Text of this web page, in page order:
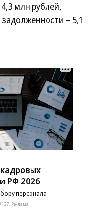
млн рублей,
– 5,1
РФ 2026
персонала
Реклама